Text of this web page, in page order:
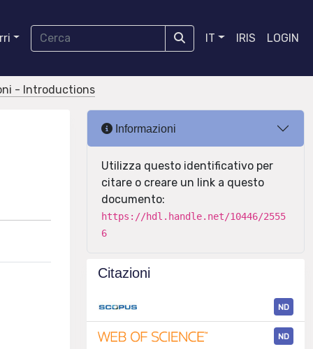
IT IRIS LOGIN
- Introductions
Informazioni
Utilizza questo identificativo per
citare o creare un link a questo
documento:
https://hdl.handle.net/10446/2555
6
Citazioni
ND
ND